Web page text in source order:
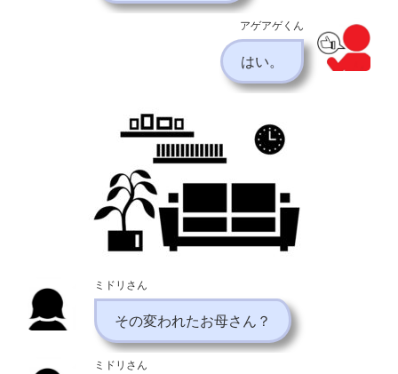
アゲアゲくん
はい。
ミドリさん
その変われたお母さん？
ミドリさん